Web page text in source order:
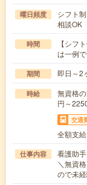
曜日頻度
シフト
相談OK
時間
【シフ
は一例
期間 即日～2
時給
無資格
円～
交通
全額支給
仕事内容
看護助手
＼無資
ので未